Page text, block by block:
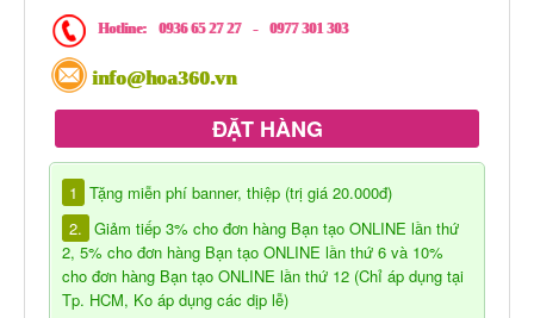
Hotline: 0936 65 27 27 - 0977 301 303
info@hoa360.vn
ĐẶT HÀNG
1
Tặng miễn phí banner, thiệp (trị giá 20.000đ)
2. Giảm tiếp 3% cho đơn hàng Bạn tạo ONLINE lần thứ
2, 5% cho đơn hàng Bạn tạo ONLINE lần thứ 6 và 10%
cho đơn hàng Bạn tạo ONLINE lần thứ 12 (Chỉ áp dụng tại
Tp. HCM, Ko áp dụng các dịp lễ)